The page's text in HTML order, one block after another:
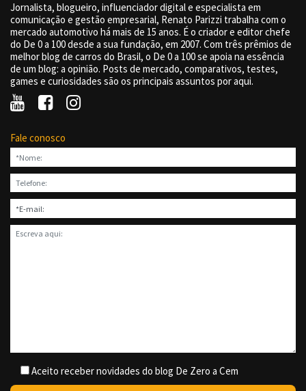
Jornalista, blogueiro, influenciador digital e especialista em
comunicação e gestão empresarial, Renato Parizzi trabalha com o
mercado automotivo há mais de 15 anos. É o criador e editor chefe
do De 0 a 100 desde a sua fundação, em 2007. Com três prêmios de
melhor blog de carros do Brasil, o De 0 a 100 se apoia na essência
de um blog: a opinião. Posts de mercado, comparativos, testes,
games e curiosidades são os principais assuntos por aqui.
Fale conosco
Aceito receber novidades do blog De Zero a Cem